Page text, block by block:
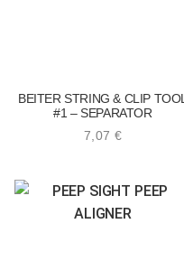
7,07 €
BEITER STRING & CLIP TOOL
#1 – SEPARATOR